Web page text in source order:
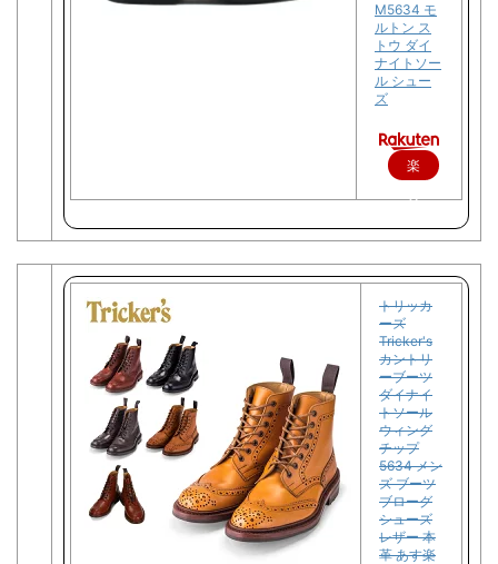
M5634 モ
ルトン ス
トウ ダイ
ナイトソー
ル シュー
ズ
楽
天
で
入
トリッカ
ーズ
Tricker's
カントリ
ーブーツ
ダイナイ
トソール
ウィング
チップ
5634 メン
ズ ブーツ
ブローグ
シューズ
レザー 本
革 あす楽